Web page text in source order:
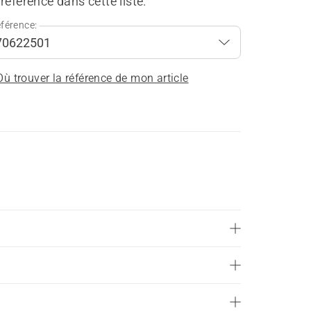
trouver la référence de mon article